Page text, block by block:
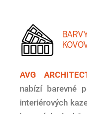
AVG
nabízí barevné
interiérových